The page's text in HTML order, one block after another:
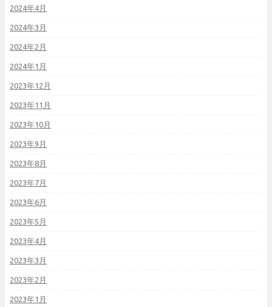
2024年4月
2024年3月
2024年2月
2024年1月
2023年12月
2023年11月
2023年10月
2023年9月
2023年8月
2023年7月
2023年6月
2023年5月
2023年4月
2023年3月
2023年2月
2023年1月